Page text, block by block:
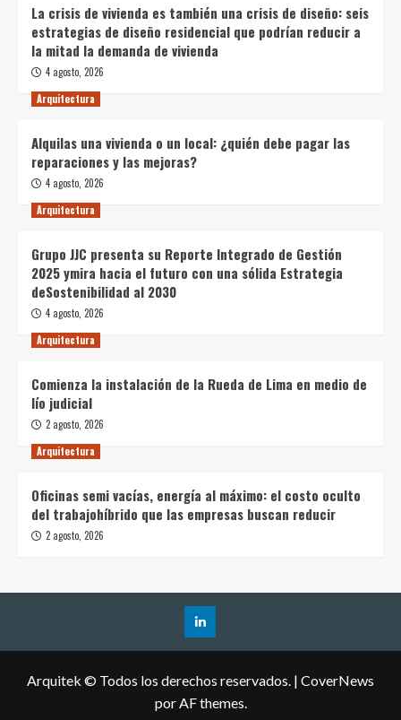
La crisis de vivienda es también una crisis de diseño: seis
estrategias de diseño residencial que podrían reducir a
la mitad la demanda de vivienda
4 agosto, 2026
Arquitectura
Alquilas una vivienda o un local: ¿quién debe pagar las
reparaciones y las mejoras?
4 agosto, 2026
Arquitectura
Grupo JJC presenta su Reporte Integrado de Gestión
2025 ymira hacia el futuro con una sólida Estrategia
deSostenibilidad al 2030
4 agosto, 2026
Arquitectura
Comienza la instalación de la Rueda de Lima en medio de
lío judicial
2 agosto, 2026
Arquitectura
Oficinas semi vacías, energía al máximo: el costo oculto
del trabajohíbrido que las empresas buscan reducir
2 agosto, 2026
Arquitek © Todos los derechos reservados. | CoverNews
por AF themes.